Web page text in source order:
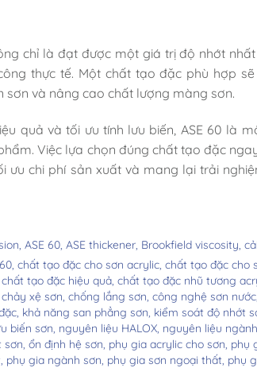
chỉ là đạt được một giá trị độ nhớt
thực tế. Một chất tạo đặc phù hợp
và nâng cao chất lượng màng sơn.
quả và tối ưu tính lưu biến, ASE 60 là
Việc lựa chọn đúng chất tạo đặc
ưu chi phí sản xuất và mang lại trải
ASE 60, ASE thickener, Brookfield viscosity,
chất tạo đặc cho sơn acrylic, chất tạo đặc cho
chất tạo đặc hiệu quả, chất tạo đặc nhũ tương
xệ sơn, chống lắng sơn, công nghệ sơn nước,
khả năng san phẳng sơn, kiểm soát độ nhớt
biến sơn, nguyên liệu HALOX, nguyên liệu
sơn, ổn định hệ sơn, phụ gia acrylic cho sơn, phụ
phụ gia ngành sơn, phụ gia sơn ngoại thất, phụ